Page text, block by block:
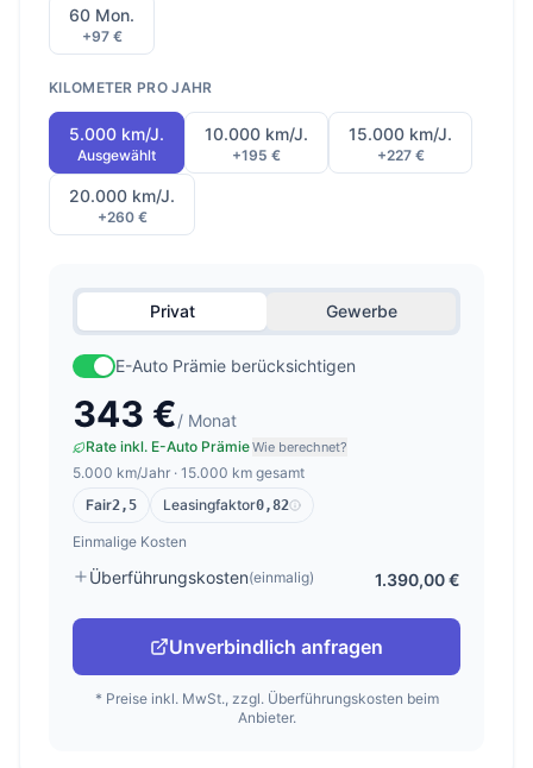
60 Mon.
+97 €
KILOMETER PRO JAHR
5.000 km/J.
Ausgewählt
10.000 km/J.
+195 €
15.000 km/J.
+227 €
20.000 km/J.
+260 €
Privat Gewerbe
E-Auto Prämie berücksichtigen
343 €/ Monat
Rate inkl. E-Auto PrämieWie berechnet?
5.000 km/Jahr · 15.000 km gesamt
Fair2,5 Leasingfaktor0,82
Einmalige Kosten
Überführungskosten(einmalig) 1.390,00 €
Unverbindlich anfragen
* Preise inkl. MwSt., zzgl. Überführungskosten beim
Anbieter.